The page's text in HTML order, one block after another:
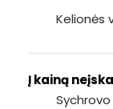
Kelionės
Į kainą